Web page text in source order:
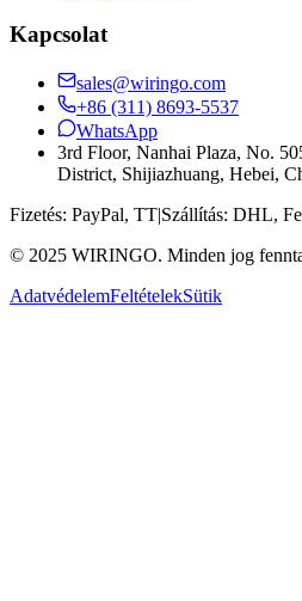
Kapcsolat
sales@wiringo.com
+86 (311) 8693-5537
WhatsApp
3rd Floor, Nanhai Plaza, No.
District, Shijiazhuang, Hebei,
Fizetés: PayPal, TT|Szállítás: DHL,
© 2025 WIRINGO. Minden jog
AdatvédelemFeltételekSütik